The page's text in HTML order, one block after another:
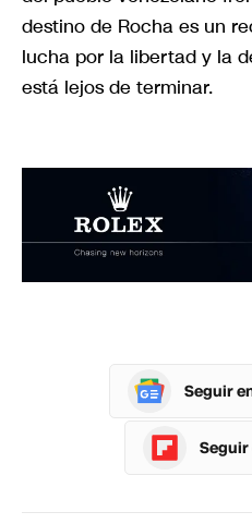
destino de Rocha es un
lucha por la libertad y la
está lejos de terminar.
Seguir